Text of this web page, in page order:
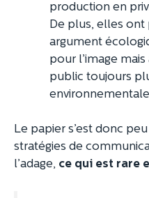
production en
De plus, elles
argument
pour l’image
public toujours
Le papier s’est donc
stratégies de
l’adage, ce qui est rare